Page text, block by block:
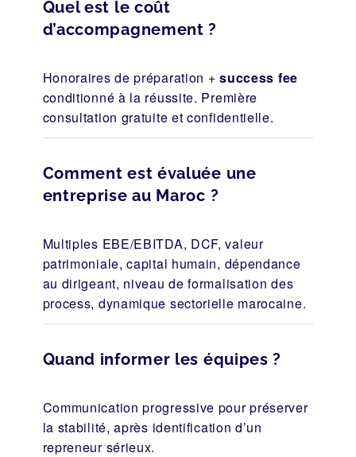
Quel est le coût
d’accompagnement ?
Honoraires de préparation +success fee
conditionné à la réussite. Première
consultation gratuite et confidentielle.
Comment est évaluée une
entreprise au Maroc ?
Multiples EBE/EBITDA, DCF, valeur
patrimoniale, capital humain, dépendance
au dirigeant, niveau de formalisation des
process, dynamique sectorielle marocaine.
Quand informer les équipes ?
Communication progressive pour préserver
la stabilité, après identification d’un
repreneur sérieux.